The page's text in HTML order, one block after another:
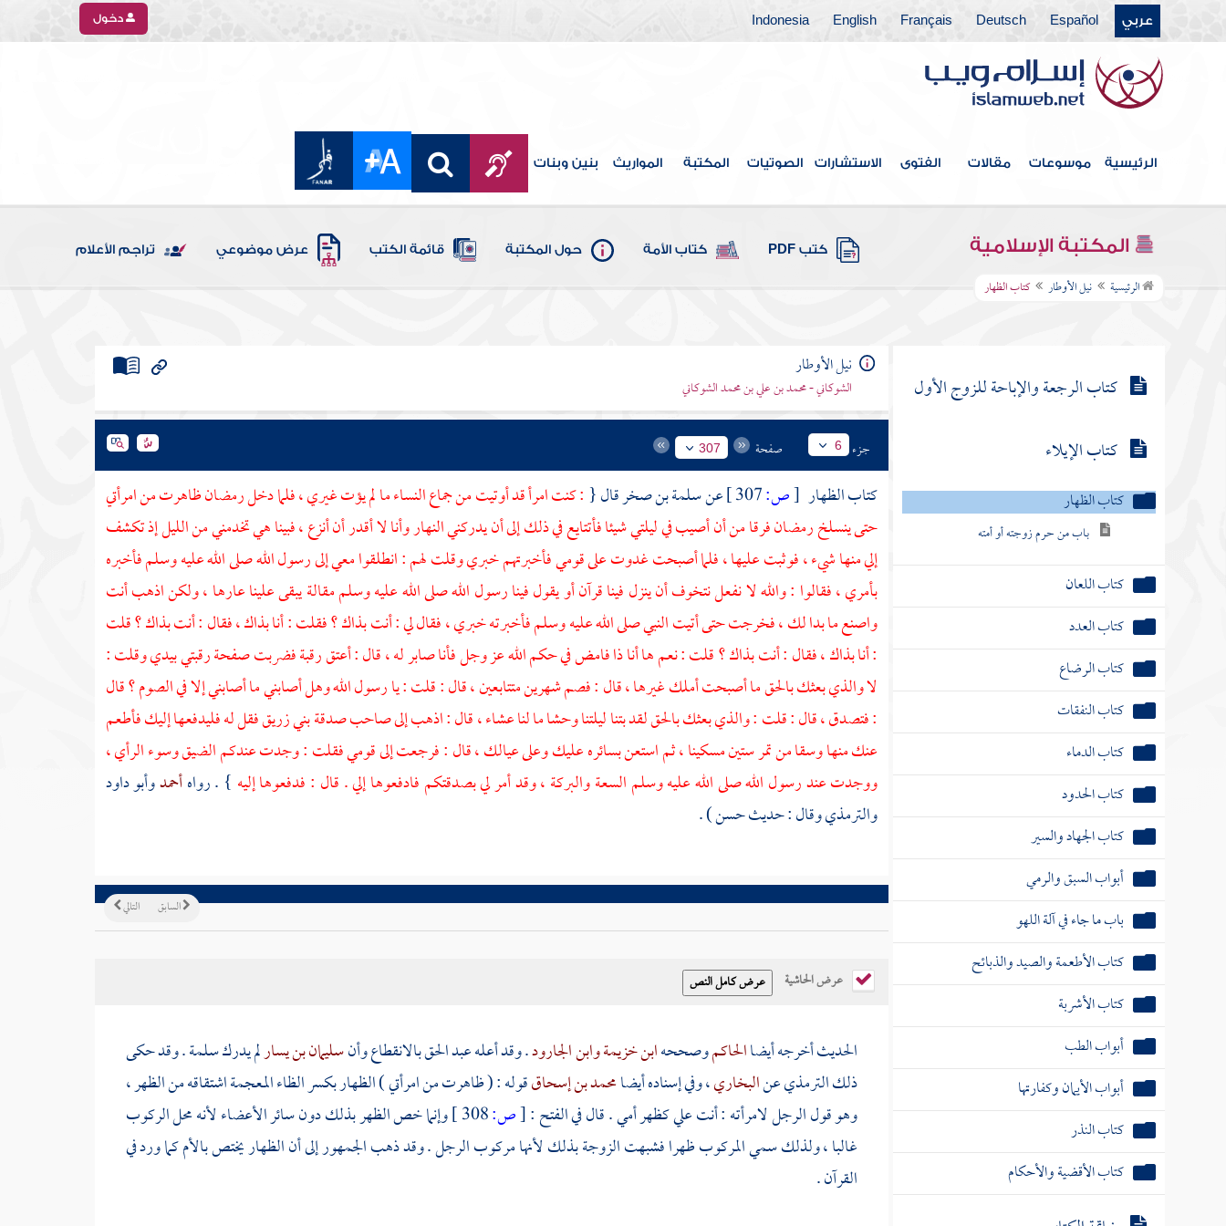
عربي Español
Deutsch
Français
English
Indonesia دخول
الرئيسية موسوعات مقالات الفتوى الاستشارات الصوتيات المكتبة المواريث بنين وبنات
المكتبة الإسلامية كتب PDF كتاب الأمة حول المكتبة قائمة الكتب عرض موضوعي تراجم الأعلام
الرئيسية نيل الأوطار كتاب الظهار
كتاب الوصايا
كتاب الفرائض
كتاب العتق
كتاب الوليمة والبناء على النساء وعشرتهن
كتاب الرجعة والإباحة للزوج الأول
كتاب الإيلاء
كتاب الظهار
باب من حرم زوجته أو أمته
كتاب اللعان
كتاب العدد
كتاب الرضاع
كتاب النفقات
كتاب الدماء
كتاب الحدود
كتاب الجهاد والسير
أبواب السبق والرمي
باب ما جاء في آلة اللهو
كتاب الأطعمة والصيد والذبائح
كتاب الأشربة
أبواب الطب
أبواب الأيمان وكفارتها
كتاب النذر
كتاب الأقضية والأحكام
نيل الأوطار
الشوكاني - محمد بن علي بن محمد الشوكاني
جزء 6 صفحة 307
كتاب الظهار [ص: عنسلمة بن صخرقال {: كنت امرأ قد أوتيت من جماع النساء ما لم يؤت غيري ، فلما دخل رمضان ظاهرت من امرأتي
حتى ينسلخ رمضان فرقا من أن أصيب في ليلتي شيئا فأتتايع في ذلك إلى أن يدركني النهار وأنا لا أقدر أن أنزع ، فبينا هي تخدمني من الليل إذ تكشف
إلي منها شيء ، فوثبت عليها ، فلما أصبحت غدوت على قومي فأخبرتهم خبري وقلت لهم : انطلقوا معي إلى رسول الله صلى الله عليه وسلم فأخبره
بأمري ، فقالوا : والله لا نفعل نتخوف أن ينزل فينا قرآن أو يقول فينا رسول الله صلى الله عليه وسلم مقالة يبقى علينا عارها ، ولكن اذهب أنت
واصنع ما بدا لك ، فخرجت حتى أتيت النبي صلى الله عليه وسلم فأخبرته خبري ، فقال لي : أنت بذاك ؟ فقلت : أنا بذاك ، فقال : أنت بذاك ؟ قلت
: أنا بذاك ، فقال : أنت بذاك ؟ قلت : نعم ها أنا ذا فامض في حكم الله عز وجل فأنا صابر له ، قال : أعتق رقبة فضربت صفحة رقبتي بيدي وقلت :
لا والذي بعثك بالحق ما أصبحت أملك غيرها ، قال : فصم شهرين متتابعين ، قال : قلت : يا رسول الله وهل أصابني ما أصابني إلا في الصوم ؟ قال
: فتصدق ، قال : قلت : والذي بعثك بالحق لقد بتنا ليلتنا وحشا ما لنا عشاء ، قال : اذهب إلى صاحب صدقةبني زريقفقل له فليدفعها إليك فأطعم
عنك منها وسقا من تمر ستين مسكينا ، ثم استعن بسائره عليك وعلى عيالك ، قال : فرجعت إلى قومي فقلت : وجدت عندكم الضيق وسوء الرأي ،
ووجدت عند رسول الله صلى الله عليه وسلم السعة والبركة ، وقد أمر لي بصدقتكم فادفعوها إلي . قال : فدفعوها إليه } . رواهأحمدوأبو داود
والترمذيوقال : حديث حسن ) .
التالي السابق
عرض الحاشية
الحديث أخرجه أيضاالحاكموصححهابن خزيمةوابن الجارود. وقد أعله عبد الحق بالانقطاع وأنسليمان بن يسارلم يدركسلمة. وقد حكى
ذلكالترمذيعنالبخاري، وفي إسناده أيضامحمد بن إسحاققوله : ( ظاهرت من امرأتي ) الظهار بكسر الظاء المعجمة اشتقاقه من الظهر ،
وهو قول الرجل لامرأته : أنت علي كظهر أمي . قال في الفتح :[ص:
وإنما خص الظهر بذلك دون سائر الأعضاء لأنه محل الركوب
غالبا ، ولذلك سمي المركوب ظهرا فشبهت الزوجة بذلك لأنها مركوب الرجل . وقد ذهب الجمهور إلى أن الظهار يختص بالأم كما ورد في
القرآن .